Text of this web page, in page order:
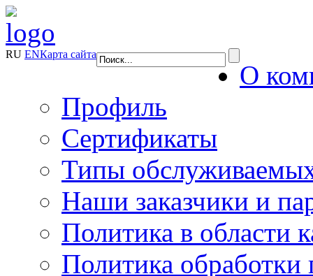
RU ENКарта сайта
О
Профиль
Сертификаты
Типы
Наши заказчики и
Политика в области
Политика